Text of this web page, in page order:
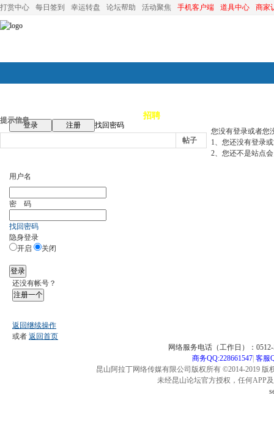
打赏中心 每日签到 幸运转盘 论坛帮助 活动聚焦 手机客户端 道具中心 商家
论坛首页 招聘
登录 注册
找回密码
帖子
提示信息
您没有登录或者您
1、您还没有登录
2、您还不是站点
用户名
密 码
找回密码
隐身登录
开启
关闭
登录
还没有帐号？
注册一个
返回继续操作
或者 返回首页
网络服务电话（工作日）：
商务QQ:228661547| 客服
昆山阿拉丁网络传媒有限公司版权所有 ©2014-2019
未经昆山论坛官方授权，任何APP